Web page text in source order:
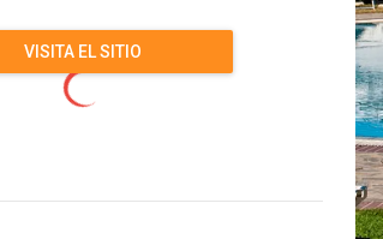
VISITA EL SITIO